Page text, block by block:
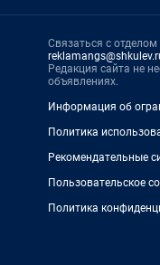
Связаться с
Редакция сайта не
объявлениях.
Информация об
Политика
Рекомендательные
Пользовательское
Политика